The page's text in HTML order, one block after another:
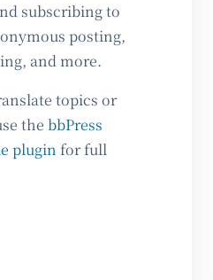
subscribing to
posting,
and more.
topics or
the bbPress
plugin for full